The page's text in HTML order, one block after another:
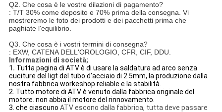
Q2. Che cosa è le vostre dilazioni di pagamento?
: T/T 30% come deposito e 70% prima della consegna. Vi
mostreremo le foto dei prodotti e dei pacchetti prima che
paghiate l'equilibrio.
Q3. Che cosa è i vostri termini di consegna?
: EXW, CATENA DELL'OROLOGIO, CFR, CIF, DDU.
Informazioni di società;
1. Tutta pagina di ATV è di usare la saldatura ad arco senza
cuciture del ligt del tubo d'acciaio di 2.5mm, la produzione dalla
nostra fabbrica workeshop.reliable e la stabilità.
2. Tutto motore di ATV è venuto dalla fabbrica originale del
motore. non abbia il motore del rinnovamento.
3. che ciascuno ATV escono dalla fabbrica, tutta deve passare